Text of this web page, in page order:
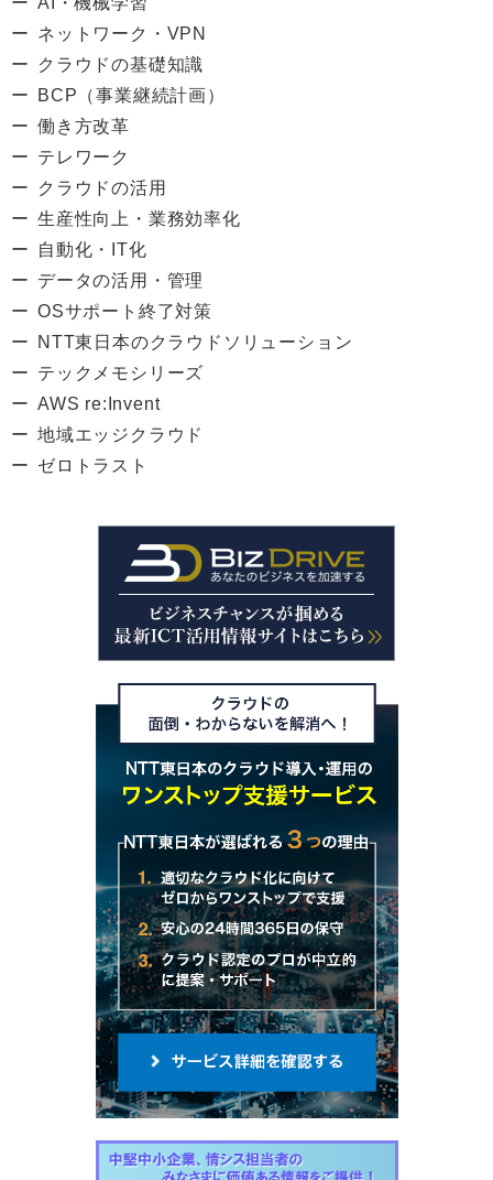
ネットワーク・VPN
クラウドの基礎知識
BCP（事業継続計画）
働き方改革
テレワーク
クラウドの活用
生産性向上・業務効率化
自動化・IT化
データの活用・管理
OSサポート終了対策
NTT東日本のクラウドソリューション
テックメモシリーズ
AWS re:Invent
地域エッジクラウド
ゼロトラスト